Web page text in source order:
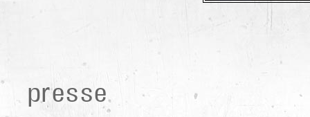
presse